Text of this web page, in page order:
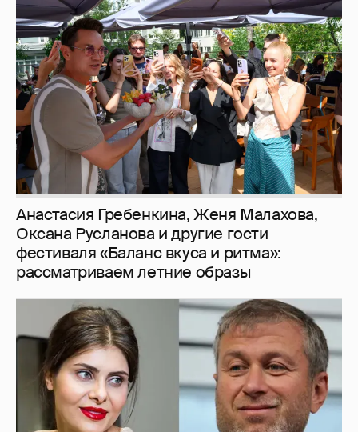
Анастасия Гребенкина, Женя Малахова,
Оксана Русланова и другие гости
фестиваля «Баланс вкуса и ритма»:
рассматриваем летние образы